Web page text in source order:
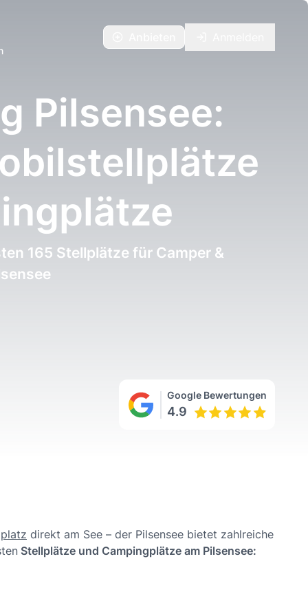
Pilsensee:
165 Stellplätze für Camper &
Google Bewertungen
4.9
direkt am See – der Pilsensee bietet zahlreiche
Stellplätze und Campingplätze am Pilsensee: